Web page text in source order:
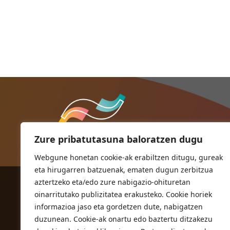
Zure pribatutasuna baloratzen dugu
Webgune honetan cookie-ak erabiltzen ditugu, gureak
eta hirugarren batzuenak, ematen dugun zerbitzua
aztertzeko eta/edo zure nabigazio-ohituretan
oinarritutako publizitatea erakusteko. Cookie horiek
informazioa jaso eta gordetzen dute, nabigatzen
duzunean. Cookie-ak onartu edo baztertu ditzakezu
ORIOKO UDALA
Herriko plaza,1
20810 Orio (Gipuzkoa)
T. 943 83 03 46